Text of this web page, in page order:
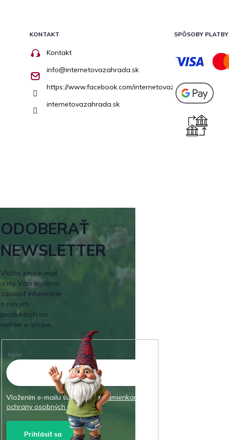
KONTAKT
Kontakt
info@internetovazahrada.sk
https://www.facebook.com/internetovazahrada.sk/
internetovazahrada.sk
SPÔSOBY PLATBY
ODOBERAŤ
NEWSLETTER
Vložte svoj e-mail
a my Vám budeme
zasielať informácie
o nových
produktoch na
našom e-shope.
EMAIL
Vložením e-mailu súhlasíte spodmienkami
ochrany osobných údajov
Prihlásiť sa